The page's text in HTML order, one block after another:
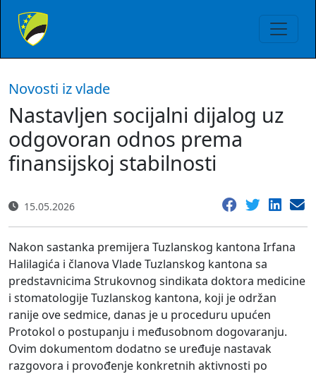
Novosti iz vlade
Nastavljen socijalni dijalog uz
odgovoran odnos prema
finansijskoj stabilnosti
15.05.2026
Nakon sastanka premijera Tuzlanskog kantona Irfana
Halilagića i članova Vlade Tuzlanskog kantona sa
predstavnicima Strukovnog sindikata doktora medicine
i stomatologije Tuzlanskog kantona, koji je održan
ranije ove sedmice, danas je u proceduru upućen
Protokol o postupanju i međusobnom dogovaranju.
Ovim dokumentom dodatno se uređuje nastavak
razgovora i provođenje konkretnih aktivnosti po